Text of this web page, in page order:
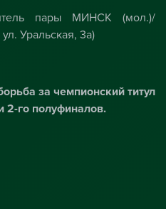
пары МИНСК (мол.)/
Уральская, 3а)
за чемпионский титул
2-го полуфиналов.